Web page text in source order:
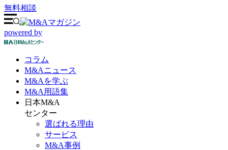
無料相談
powered by
コラム
M&Aニュース
M&Aを学ぶ
M&A 用語集
日本M&A
センター
選ばれる理由
サービス
M&A事例